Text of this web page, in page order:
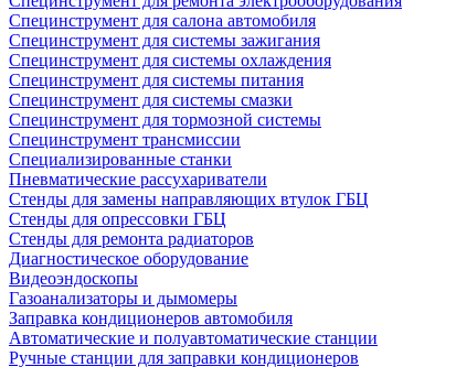
Специнструмент для салона автомобиля
Специнструмент для системы зажигания
Специнструмент для системы охлаждения
Специнструмент для системы питания
Специнструмент для системы смазки
Специнструмент для тормозной системы
Специнструмент трансмиссии
Специализированные станки
Пневматические рассухариватели
Стенды для замены направляющих втулок ГБЦ
Стенды для опрессовки ГБЦ
Стенды для ремонта радиаторов
Диагностическое оборудование
Видеоэндоскопы
Газоанализаторы и дымомеры
Заправка кондиционеров автомобиля
Автоматические и полуавтоматические станции
Ручные станции для заправки кондиционеров